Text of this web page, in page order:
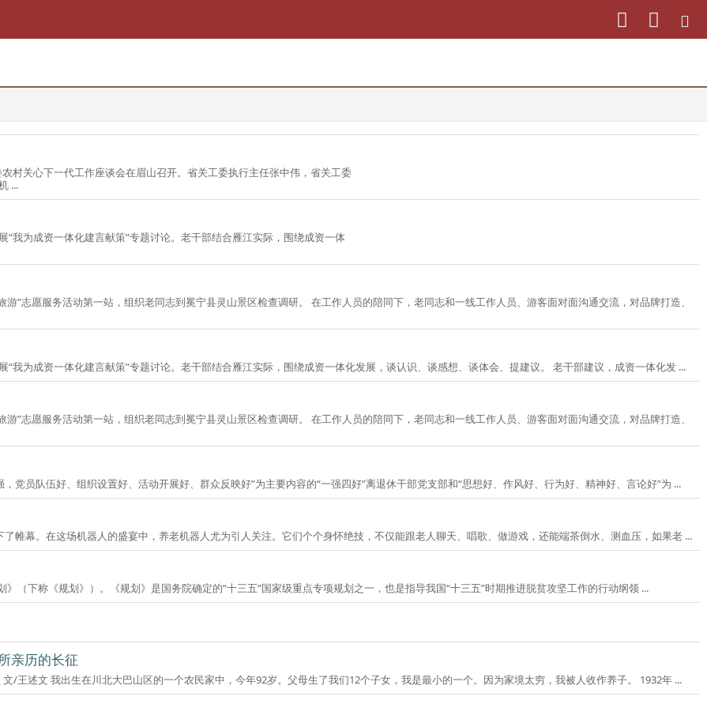
...
”志愿服务活动第一站，组织老同志到冕宁县灵山景区检查调研。 在工作人员的陪同下，老同志和一线工作人员、游客面对面沟通交流，对品牌打造、
局组织老干部开展“我为成资一体化建言献策”专题讨论。老干部结合雁江实际，围绕成资一体化发展，谈认识、谈感想、谈体会、提建议。 老干部建议，成资一体化发 ...
”志愿服务活动第一站，组织老同志到冕宁县灵山景区检查调研。 在工作人员的陪同下，老同志和一线工作人员、游客面对面沟通交流，对品牌打造、
党员队伍好、组织设置好、活动开展好、群众反映好”为主要内容的“一强四好”离退休干部党支部和“思想好、作风好、行为好、精神好、言论好”为 ...
器人大会在北京落下了帷幕。在这场机器人的盛宴中，养老机器人尤为引人关注。它们个个身怀绝技，不仅能跟老人聊天、唱歌、做游戏，还能端茶倒水、测血压，如果老 ...
《“十三五”脱贫攻坚规划》（下称《规划》）。《规划》是国务院确定的“十三五”国家级重点专项规划之一，也是指导我国“十三五”时期推进脱贫攻坚工作的行动纲领 ...
亲历的长征
“长征精神耀四川 全面小康作贡献”演讲比赛演讲稿选登·我所亲历的长征 文/王述文 我出生在川北大巴山区的一个农民家中，今年92岁。父母生了我们12个子女，我是最小的一个。因为家境太穷，我被人收作养子。 1932年 ...